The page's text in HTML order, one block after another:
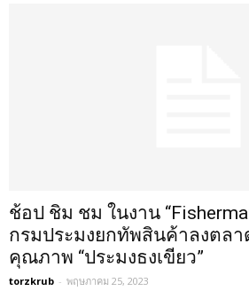
ช้อป ชิม ชม ในงาน
กรมประมงยกทัพสินค้าลงตลา
คุณภาพ “ประมงธงเขียว”
torzkrub - พฤษภาคม 25, 2023